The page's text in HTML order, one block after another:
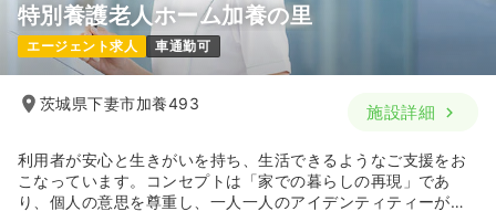
特別養護老人ホーム加養の里
エージェント求人 車通勤可
茨城県下妻市加養493 施設詳細
利用者が安心と生きがいを持ち、生活できるようなご支援をお
こなっています。コンセプトは「家での暮らしの再現」であ
り、個人の意思を尊重し、一人一人のアイデンティティーが確